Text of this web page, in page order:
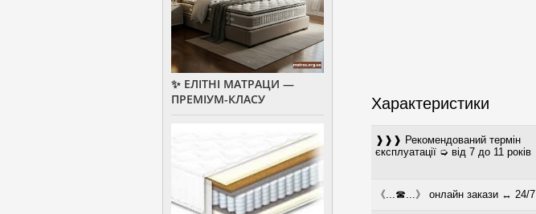
Характеристики
❱❱❱ Рекомендований термін
єксплуатації ➭ від 7 до 11 років
《...☎...》 онлайн закази ↔ 24/7
✨ ЕЛІТНІ МАТРАЦИ —
ПРЕМІУМ-КЛАСУ